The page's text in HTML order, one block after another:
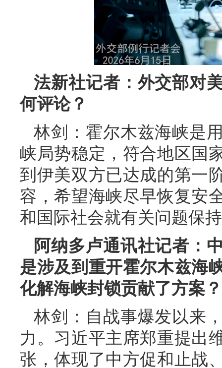
法新社记者：外交部对
何评论？
林剑：霍尔木兹海峡是
峡局势稳定，符合地区国
到伊美双方已达成的第一
容，希望海峡尽早恢复安
和国际社会就有关问题保
阿纳多卢通讯社记者：
是涉及到重开霍尔木兹海
化解海峡封锁贡献了方案？
林剑：自战事爆发以来
力。习近平主席郑重提出
张，体现了中方促和止战